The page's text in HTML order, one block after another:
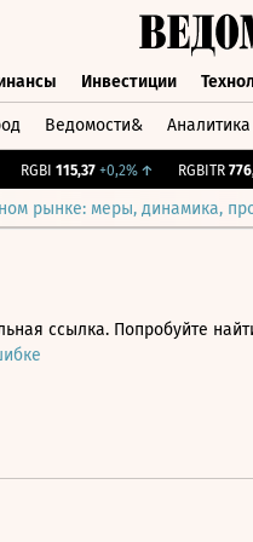
Инвестиции
Ведомости& Аналитика
RGBI 115,37 +0,2% ↑ RGBITR 776,54
рынке: меры, динамика,
ссылка. Попробуйте